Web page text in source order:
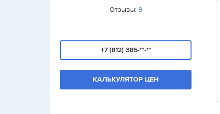
Отзывы: 9
+7 (812) 385-**-**
КАЛЬКУЛЯТОР ЦЕН